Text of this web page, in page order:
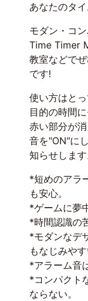
あなたのタ
モダン・コ
Time Timer
教室などで
です!
使い方はと
目的の時間
赤い部分が
音を"ON"に
知らせします
*短めのアラ
も安心。
*ゲームに夢
*時間認識の
*モダンなデ
もなじみやす
*アラーム音
*コンパクト
ならない。